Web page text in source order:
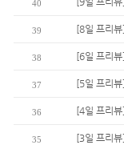
40
39 [8일 프리
38 [6일 프리
37 [5일 프리
36 [4일 프리
35 [3일 프리